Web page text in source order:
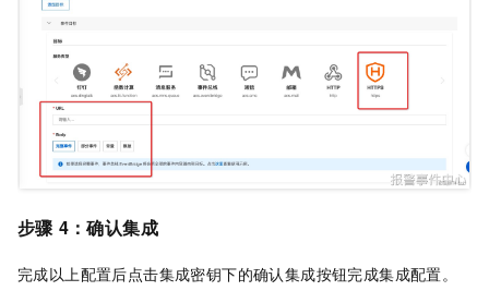
步骤 4：确认集成
完成以上配置后点击集成密钥下的确认集成按钮完成集成配置。